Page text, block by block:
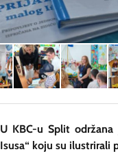
U KBC-u Split održana
Isusa“ koju su ilustrirali